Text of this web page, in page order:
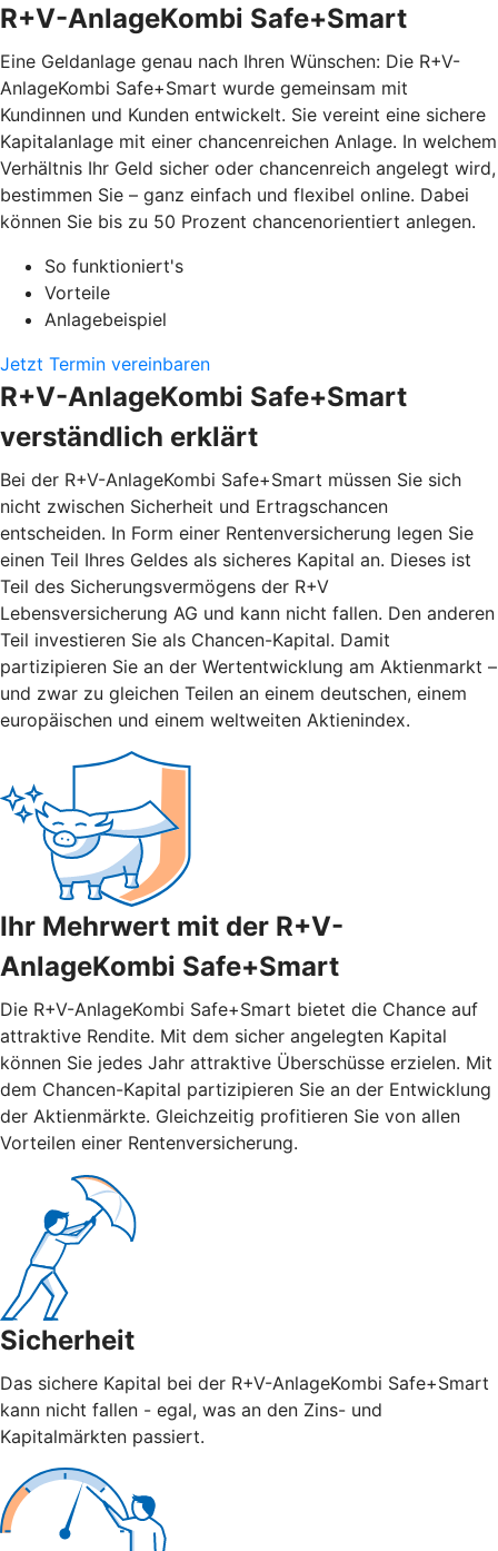
R+V-AnlageKombi Safe+Smart
Eine Geldanlage genau nach Ihren Wünschen: Die R+V-
AnlageKombi Safe+Smart wurde gemeinsam mit
Kundinnen und Kunden entwickelt. Sie vereint eine sichere
Kapitalanlage mit einer chancenreichen Anlage. In welchem
Verhältnis Ihr Geld sicher oder chancenreich angelegt wird,
bestimmen Sie – ganz einfach und flexibel online. Dabei
können Sie bis zu 50 Prozent chancenorientiert anlegen.
So funktioniert's
Vorteile
Anlagebeispiel
Jetzt Termin vereinbaren
R+V-AnlageKombi Safe+Smart
verständlich erklärt
Bei der R+V-AnlageKombi Safe+Smart müssen Sie sich
nicht zwischen Sicherheit und Ertragschancen
entscheiden. In Form einer Rentenversicherung legen Sie
einen Teil Ihres Geldes als sicheres Kapital an. Dieses ist
Teil des Sicherungsvermögens der R+V
Lebensversicherung AG und kann nicht fallen. Den anderen
Teil investieren Sie als Chancen-Kapital. Damit
partizipieren Sie an der Wertentwicklung am Aktienmarkt –
und zwar zu gleichen Teilen an einem deutschen, einem
europäischen und einem weltweiten Aktienindex.
Ihr Mehrwert mit der R+V-
AnlageKombi Safe+Smart
Die R+V-AnlageKombi Safe+Smart bietet die Chance auf
attraktive Rendite. Mit dem sicher angelegten Kapital
können Sie jedes Jahr attraktive Überschüsse erzielen. Mit
dem Chancen-Kapital partizipieren Sie an der Entwicklung
der Aktienmärkte. Gleichzeitig profitieren Sie von allen
Vorteilen einer Rentenversicherung.
Sicherheit
Das sichere Kapital bei der R+V-AnlageKombi Safe+Smart
kann nicht fallen - egal, was an den Zins- und
Kapitalmärkten passiert.